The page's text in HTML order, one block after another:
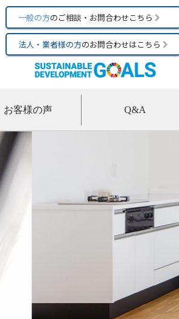
一般の方のご相談・お問合わせこちら
法人・業者様の方のお問合わせはこちら
お客様の声 Q&A